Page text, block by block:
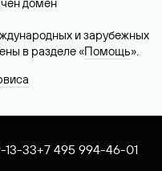
и зарубежных
в разделе «Помощь».
13-33+7 495 994-46-01